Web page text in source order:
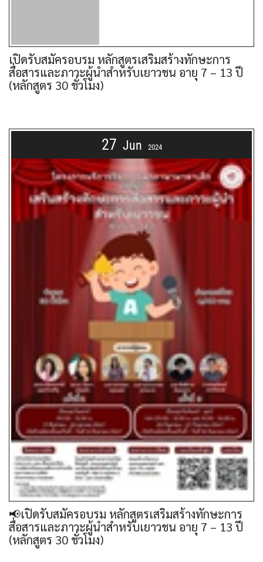
เปิดรับสมัครอบรม หลักสูตรเสริมสร้างทักษะการ
สื่อสารและภาวะผู้นำสำหรับเยาวชน อายุ 7 – 13 ปี
(หลักสูตร 30 ชั่วโมง)
27 Jun 2024
📢เปิดรับสมัครอบรม หลักสูตรเสริมสร้างทักษะการ
สื่อสารและภาวะผู้นำสำหรับเยาวชน อายุ 7 – 13 ปี
(หลักสูตร 30 ชั่วโมง)